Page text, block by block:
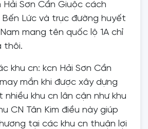
Hải Sơn Cần Giuộc cách
Lức và trục đường huyết
mang tên quốc lộ 1A chỉ
thôi.
khu cn: kcn Hải Sơn Cần
mắn khi được xây dựng
khu cn lân cận như khu
CN Tân Kim điều này giúp
tại các khu cn thuận lợi